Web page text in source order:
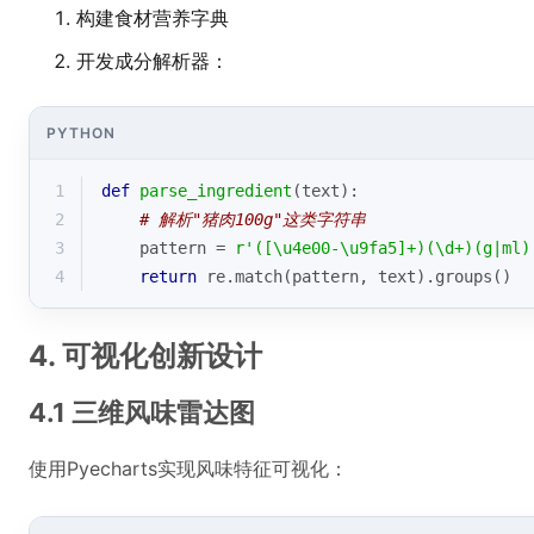
构建食材营养字典
开发成分解析器：
PYTHON
1 def parse_ingredient (text):
2
# 解析"猪肉100g"这类字符串
3
    pattern =
r'([\u4e00-
4
return re.match(pattern, text).groups()
4. 可视化创新设计
4.1 三维风味雷达图
使用Pyecharts实现风味特征可视化：